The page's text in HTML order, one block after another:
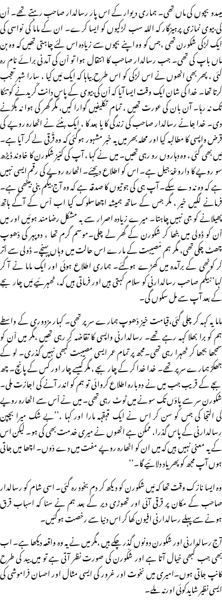
میںدو بچوں کی ماں تھی۔ ہماری دیوار کے اس پار رسالدار صاحب رہتے تھے۔ اْن
کی بیوی نمازی پرہیزگار کہ اللہ سب لڑکیوں کو ایسا کرے۔ ان کے ماما کی نواسی کی
ایک لڑکی شکورن تھی ،جس کو وہ اپنے بچوں سے زیادہ اس لئے چاہتی تھیں کہ وہ بِن
ماں باپ کی تھی۔ جب رسالدار صاحب کا انتقال ہوا تو اْن کی آمدنی برائے نام رہ
گئی ، پھر بھی انھوں نے اس لڑکی کو اس طرح بیاہا کہ ایک مَیں کیا ، سارا شہر تعجب
کرتا تھا۔ خدا کی شان ایک وقت ایسا آیا کہ اْن کی بیوی کے پاس دانت کْریدنے کو تنکا
تک نہ رہا۔ آن بان کی عورت تھیں ، تمام تکلیفیں گوارا کیں، مگر گھر کی ہوا نہ بگڑنے
دی۔ خدا جانے رسالدار صاحب کی زندگی کا یا بعد کا ، ایک بنئے نے اٹھارہ روپے کی
قرض واپسی کا مطالبہ کیا اور محلہ بھر میں یہ خبر مشہور ہوگئی کہ وہ قْرقی لے کر آیا ہے۔
مَیں بھی گئی ، وہ دہاروں رو رہی تھیں۔ میں نے کہا ، آپ کی کنیز شکورن کا خاوند ڈیڑھ
سو روپے کا داروغۂ جیل ہے۔ اس کو اطلاع دیجئے۔ اٹھارہ روپے کی رقم ایسی نہیں
ہے کہ وہ نہ دے سکے۔ آپ ہی کی جوتیوں کا صدقہ ہے کہ وہ آج بیگم بنی بیٹھی ہے۔
فرمانے لگیں خیر ، مگر جس کے ساتھ ہمیشہ اچھاسلوک کیا اب اْس کے آگے ہاتھ
پھیلانے کو جی نہیں چاہتا۔ میرے زیادہ اصرار سے بہ مشکل رضامند ہوئیں اور میں
اْن کو ڈولی میں بٹھا کر شکورن کے گھر لے چلی۔موسم گرم تھا ، دوپہر کی دْھوپ
چھٹ چکی تھی، مگر ہم مْصیبت کے مارے اس حالت میں وہاں پہنچے۔ ڈولی سے اْتر
کر کوٹھی کے برآمدہ میں کھڑے ہوگئے۔ ہماری اطلاع ہوئی اور ایک ماما نے آ کر
کہا’’بیگم صاحب رسالدارنی کو سلام کہتی ہیں اور فرماتی ہیں کہ، ٹھہرئیے مَیں چار بجے
کے بعد آپ سے مل سکوں گی۔
ماما یہ کہہ کر چلی گئی،قیامت خیز دْھوپ ہمارے سر پر تھی۔ کہار مزدوری کے واسطے
ہم کو برا بھلا کہہ رہے تھے۔ رسالدارنی واپسی کا تقاضہ کر رہی تھیں ،مگر میں اْن کو
سمجھا بجھا کر ٹھہرا رہی تھی۔مجھ پر تمام عمر ایسی مصیبت کبھی نہیں گذری۔ لو کے
جھکڑ ہمارے سر پر تھے۔ خدا خدا کر کے چار بجے ، مگر کیسے چار اور کس کے پانچ۔ چھ
بجے کے قریب جب میں نے دوبارہ اطلاع کروائی تو ہم کو اندر آنے کی اجازت ملی۔
شکورن سر سے پاؤں تک سونے میں ٹوٹ رہی تھی۔ میں نے اْس سے اٹھارہ روپے
کی التجا کی جس کو سن کر اس نے ایک قہقہہ مارا اور کہا ،’’بے شک میرا بچپن
رسالدارنی کے پاس گذرا، ممکن ہے انھوں نے میری خدمت بھی کی ہو۔ لیکن اس
کے یہ معنی نہیں ہیں کہ میں ان کو اٹھارہ روپے مفت میں دے دْوں۔ اچھا میں جاتی
ہوں آپ مجھ کو پھر یاد دلائیے گا۔‘‘
وہ ایسا نازک وقت تھا کہ مَیں شکورن کو دیکھ کر دم بخود رہ گئی۔ اسی شام کو رسالدار
صاحب کے مکان پر قرقی آئی اور تھوڑی دیر کے بعد ہم نے سنا کہ اسباب قرق
ہونے سے پہلے رسالدارنی افیون کھا کر اس دنیا سے رخصت ہوگئیں۔
آج رسالدارنی اور شکورن دونوں گذر چکے ہیں ،مگر میں نے یہ وہ واقعہ دیکھا ہے۔ اب
بھی جب کبھی خیال آتا ہے اور شکْورن کی صورت نظر آتی ہے تو میں بید کی طرح
کانپ جاتی ہوں۔امیری میں نخوت اور غرور کی ایسی مثال اور احسان فراموشی کی
ایسی نظیر شایدکوئی اورنہ ملے۔